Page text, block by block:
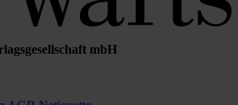
mbH